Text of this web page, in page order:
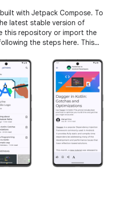
with Jetpack Compose. To
latest stable version of
this repository or import the
the steps here. This